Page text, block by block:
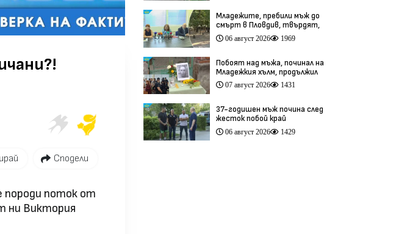
Сподели
породи поток от
ни Виктория
Младежите, пребили мъж до
смърт в Пловдив, твърдят,
че са „ловци на педофили”
(видео)
06 август 2026 1969
Побоят над мъжа, починал на
Младежкия хълм, продължил
повече от час (видео)
07 август 2026 1431
37-годишен мъж почина след
жесток побой край
Младежкия хълм в Пловдив
(видео)
06 август 2026 1429